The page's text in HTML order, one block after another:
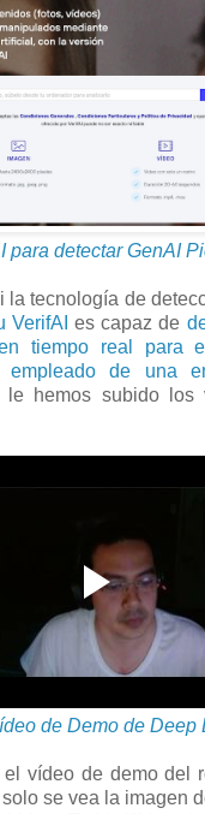
para detectar GenAI
la tecnología de
VerifAI es capaz de
tiempo real para
empleado de una
hemos subido los
de Demo de Deep
vídeo de demo del
se vea la imagen